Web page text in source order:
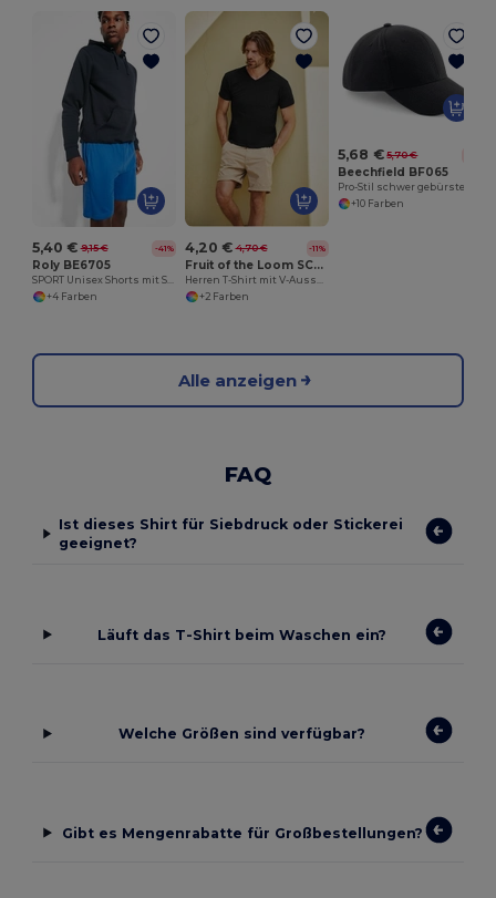
5,40 € 9,15 € -41%
Roly BE6705
SPORT Unisex Shorts mit Seitentaschen
+4 Farben
4,20 € 4,70 € -11%
Fruit of the Loom SC224
Herren T-Shirt mit V-Ausschnitt aus 100% Baumwolle
+2 Farben
5,68 € 5,70 €
Beechfield BF065
+10 Farben
Alle anzeigen
FAQ
Ist dieses Shirt für Siebdruck oder Stickerei
geeignet?
Läuft das T-Shirt beim Waschen ein?
Welche Größen sind verfügbar?
Gibt es Mengenrabatte für Großbestellungen?